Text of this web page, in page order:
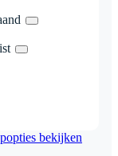
bekijken